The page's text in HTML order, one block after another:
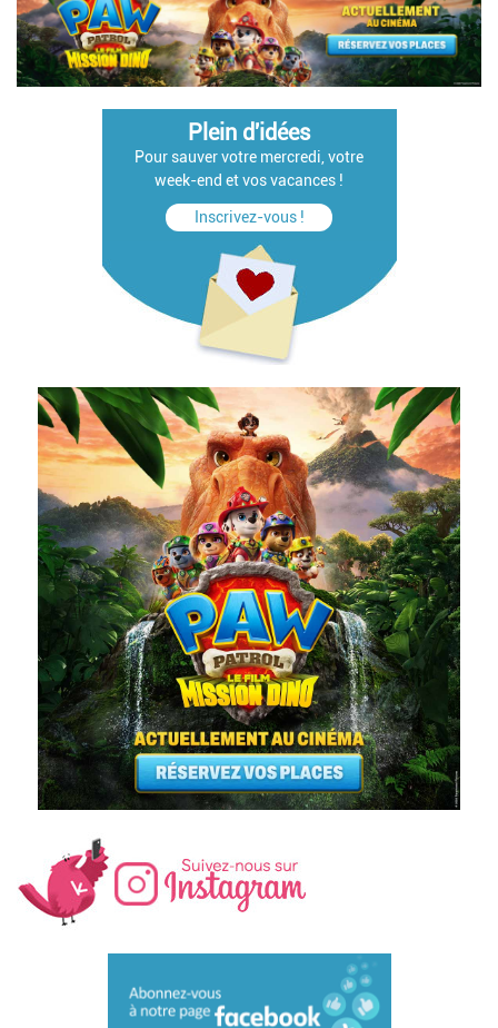
Plein d'idées
Pour sauver votre mercredi, votre
week-end et vos vacances !
Inscrivez-vous !